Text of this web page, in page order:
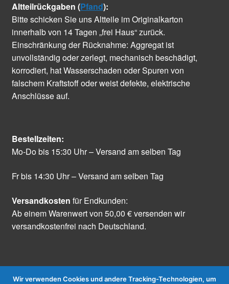
Altteilrückgaben (Pfand):
Bitte schicken Sie uns Altteile im Originalkarton
innerhalb von 14 Tagen „frei Haus“ zurück.
Einschränkung der Rücknahme: Aggregat ist
unvollständig oder zerlegt, mechanisch beschädigt,
korrodiert, hat Wasserschaden oder Spuren von
falschem Kraftstoff oder weist defekte, elektrische
Anschlüsse auf.
Bestellzeiten:
Mo-Do bis 15:30 Uhr – Versand am selben Tag
Fr bis 14:30 Uhr – Versand am selben Tag
Versandkosten für Endkunden:
Ab einem Warenwert von 50,00 € versenden wir
versandkostenfrei nach Deutschland.
Wir verwenden Cookies und andere Tracking-Technologien, um